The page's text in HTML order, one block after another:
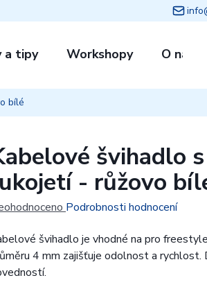
a tipy Workshopy O nás
bílé
švihadlo
- růžovo
Podrobnosti hodnocení
švihadlo je vhodné na pro
4 mm zajišťuje odolnost a rychlost.